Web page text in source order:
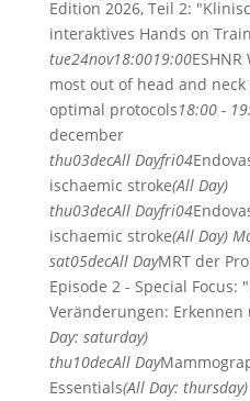
Edition 2026, Teil 2:
interaktives Hands on
tue24nov18:0019:00
most out of head and
optimal protocols18:00 -
december
thu03decAll Dayfri04
ischaemic stroke(All Day)
thu03decAll Dayfri04
ischaemic stroke(All Day)
sat05decAll DayMRT der
Episode 2 - Special Focus:
Veränderungen:
Day: saturday)
thu10decAll Day
Essentials(All Day: thursday)